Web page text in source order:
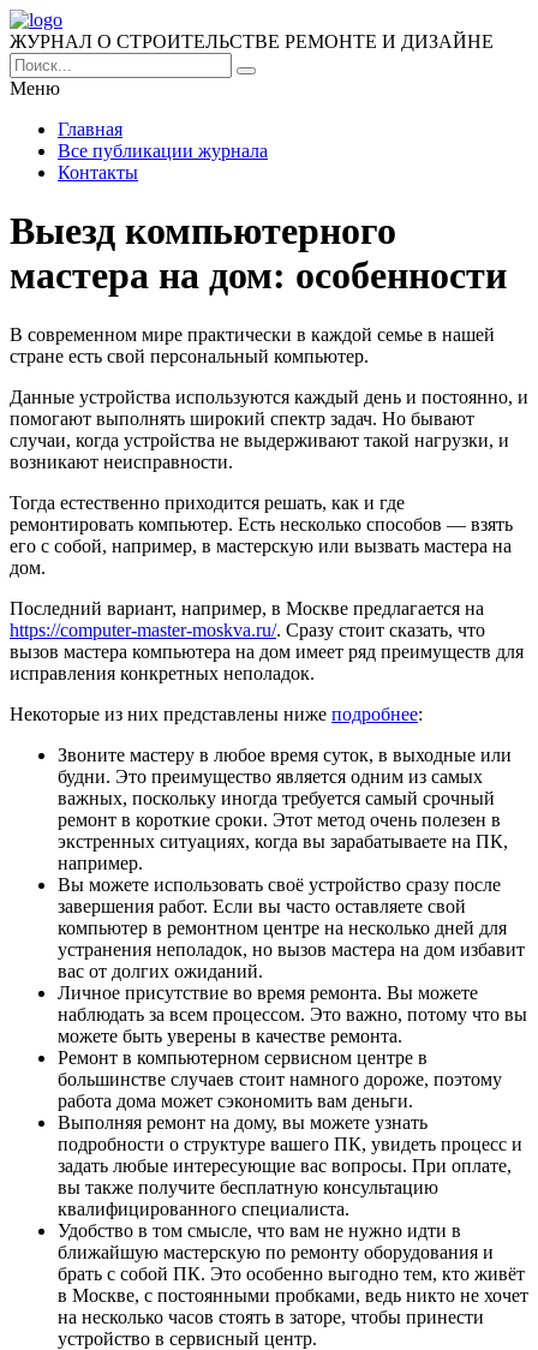
ЖУРНАЛ О СТРОИТЕЛЬСТВЕ РЕМОНТЕ И ДИЗАЙНЕ
Меню
Главная
Все публикации журнала
Контакты
Выезд компьютерного
мастера на дом: особенности
В современном мире практически в каждой семье в нашей
стране есть свой персональный компьютер.
Данные устройства используются каждый день и постоянно, и
помогают выполнять широкий спектр задач. Но бывают
случаи, когда устройства не выдерживают такой нагрузки, и
возникают неисправности.
Тогда естественно приходится решать, как и где
ремонтировать компьютер. Есть несколько способов — взять
его с собой, например, в мастерскую или вызвать мастера на
дом.
Последний вариант, например, в Москве предлагается на
https://computer-master-moskva.ru/. Сразу стоит сказать, что
вызов мастера компьютера на дом имеет ряд преимуществ для
исправления конкретных неполадок.
Некоторые из них представлены ниже подробнее:
Звоните мастеру в любое время суток, в выходные или
будни. Это преимущество является одним из самых
важных, поскольку иногда требуется самый срочный
ремонт в короткие сроки. Этот метод очень полезен в
экстренных ситуациях, когда вы зарабатываете на ПК,
например.
Вы можете использовать своё устройство сразу после
завершения работ. Если вы часто оставляете свой
компьютер в ремонтном центре на несколько дней для
устранения неполадок, но вызов мастера на дом избавит
вас от долгих ожиданий.
Личное присутствие во время ремонта. Вы можете
наблюдать за всем процессом. Это важно, потому что вы
можете быть уверены в качестве ремонта.
Ремонт в компьютерном сервисном центре в
большинстве случаев стоит намного дороже, поэтому
работа дома может сэкономить вам деньги.
Выполняя ремонт на дому, вы можете узнать
подробности о структуре вашего ПК, увидеть процесс и
задать любые интересующие вас вопросы. При оплате,
вы также получите бесплатную консультацию
квалифицированного специалиста.
Удобство в том смысле, что вам не нужно идти в
ближайшую мастерскую по ремонту оборудования и
брать с собой ПК. Это особенно выгодно тем, кто живёт
в Москве, с постоянными пробками, ведь никто не хочет
на несколько часов стоять в заторе, чтобы принести
устройство в сервисный центр.